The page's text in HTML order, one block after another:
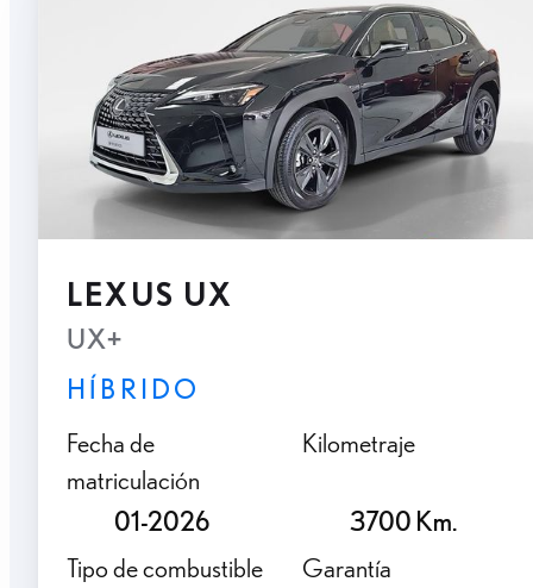
LEXUS UX
UX+
HÍBRIDO
Fecha de
matriculación
01-2026
Kilometraje
3700 Km.
Tipo de combustible
Garantía